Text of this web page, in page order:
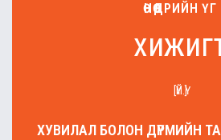
ӨНӨӨДРИЙН ҮГ
[ҮЙ.Ү]
ХУВИЛАЛ БОЛОН ДҮРМИЙН